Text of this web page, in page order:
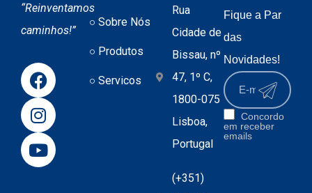
“Reinventamos
caminhos!”
Sobre Nós
Produtos
Servicos
Rua
Cidade de
Bissau, nº
47, 1º C,
1800-075
Lisboa,
Portugal
(+351)
Fique a Par
das
Novidades!
Concordo
em receber
emails